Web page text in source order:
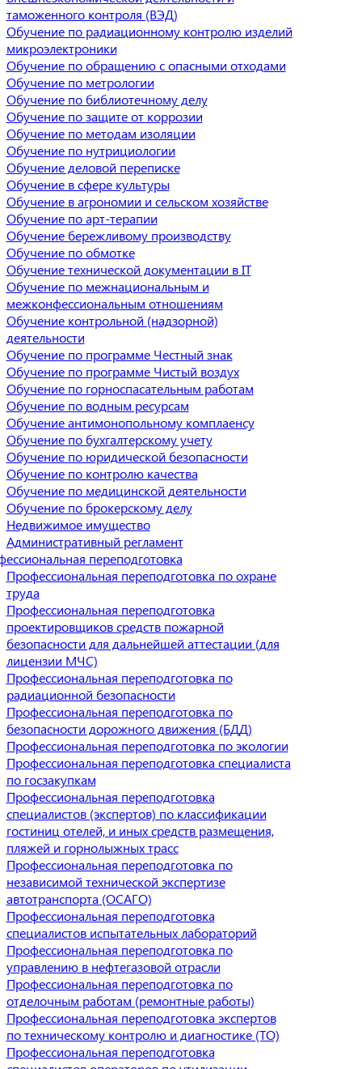
таможенного контроля (ВЭД)
Обучение по радиационному контролю изделий
микроэлектроники
Обучение по обращению с опасными отходами
Обучение по метрологии
Обучение по библиотечному делу
Обучение по защите от коррозии
Обучение по методам изоляции
Обучение по нутрициологии
Обучение деловой переписке
Обучение в сфере культуры
Обучение в агрономии и сельском хозяйстве
Обучение по арт-терапии
Обучение бережливому производству
Обучение по обмотке
Обучение технической документации в IT
Обучение по межнациональным и
межконфессиональным отношениям
Обучение контрольной (надзорной)
деятельности
Обучение по программе Честный знак
Обучение по программе Чистый воздух
Обучение по горноспасательным работам
Обучение по водным ресурсам
Обучение антимонопольному комплаенсу
Обучение по бухгалтерскому учету
Обучение по юридической безопасности
Обучение по контролю качества
Обучение по медицинской деятельности
Обучение по брокерскому делу
Недвижимое имущество
Административный регламент
переподготовка
Профессиональная переподготовка по охране
труда
Профессиональная переподготовка
проектировщиков средств пожарной
безопасности для дальнейшей аттестации (для
лицензии МЧС)
Профессиональная переподготовка по
радиационной безопасности
Профессиональная переподготовка по
безопасности дорожного движения (БДД)
Профессиональная переподготовка по экологии
Профессиональная переподготовка специалиста
по госзакупкам
Профессиональная переподготовка
специалистов (экспертов) по классификации
гостиниц отелей, и иных средств размещения,
пляжей и горнолыжных трасс
Профессиональная переподготовка по
независимой технической экспертизе
автотранспорта (ОСАГО)
Профессиональная переподготовка
специалистов испытательных лабораторий
Профессиональная переподготовка по
управлению в нефтегазовой отрасли
Профессиональная переподготовка по
отделочным работам (ремонтные работы)
Профессиональная переподготовка экспертов
по техническому контролю и диагностике (ТО)
Профессиональная переподготовка